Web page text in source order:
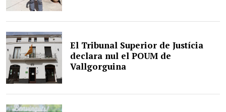
El Tribunal Superior de Justícia
declara nul el POUM de
Vallgorguina